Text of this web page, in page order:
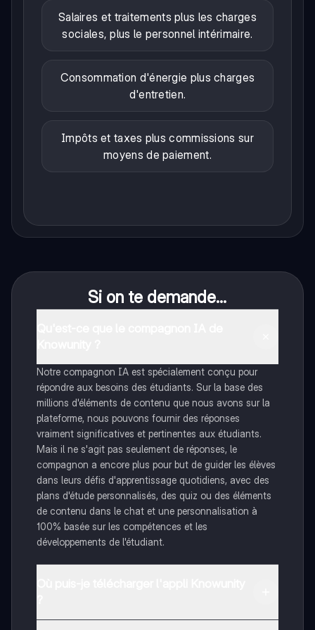
Salaires et traitements plus les charges
sociales, plus le personnel intérimaire.
Consommation d'énergie plus charges
d'entretien.
Impôts et taxes plus commissions sur
moyens de paiement.
Si on te demande...
Notre compagnon IA est spécialement conçu pour
répondre aux besoins des étudiants. Sur la base des
millions d'éléments de contenu que nous avons sur la
plateforme, nous pouvons fournir des réponses
vraiment significatives et pertinentes aux étudiants.
Mais il ne s'agit pas seulement de réponses, le
compagnon a encore plus pour but de guider les élèves
dans leurs défis d'apprentissage quotidiens, avec des
plans d'étude personnalisés, des quiz ou des éléments
de contenu dans le chat et une personnalisation à
100% basée sur les compétences et les
développements de l'étudiant.